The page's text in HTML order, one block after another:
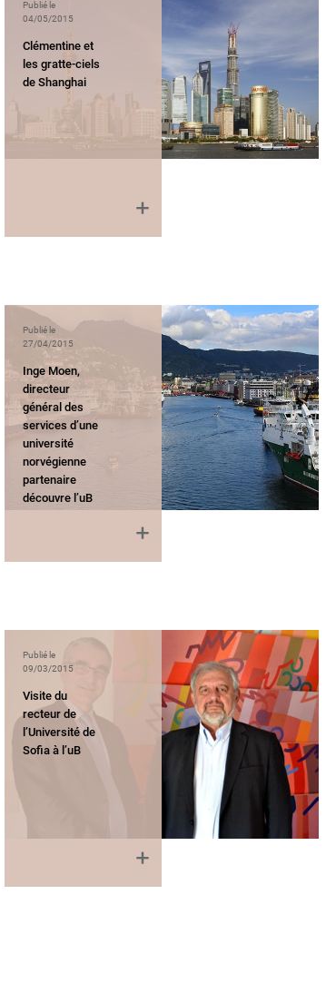
Publié le
04/05/2015
Clémentine et
les gratte-ciels
de Shanghai
Publié le
27/04/2015
Inge Moen,
directeur
général des
services d’une
université
norvégienne
partenaire
découvre l’uB
Publié le
09/03/2015
Visite du
recteur de
l’Université de
Sofia à l’uB